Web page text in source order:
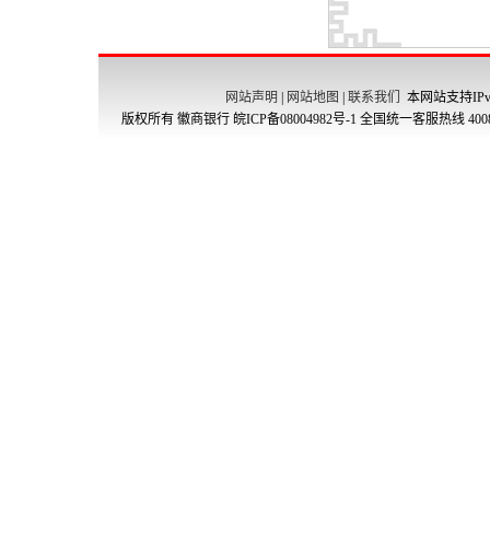
网站声明 网站地图 联系我们
本网站支持
版权所有 徽商银行 皖ICP备08004982号-1 全国统一客服热线